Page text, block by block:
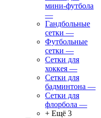
мини-футбола
—
Гандбольные
сетки —
Футбольные
сетки —
Сетки для
хоккея —
Сетки для
бадминтона —
Сетки для
флорбола —
+ Ещё 3